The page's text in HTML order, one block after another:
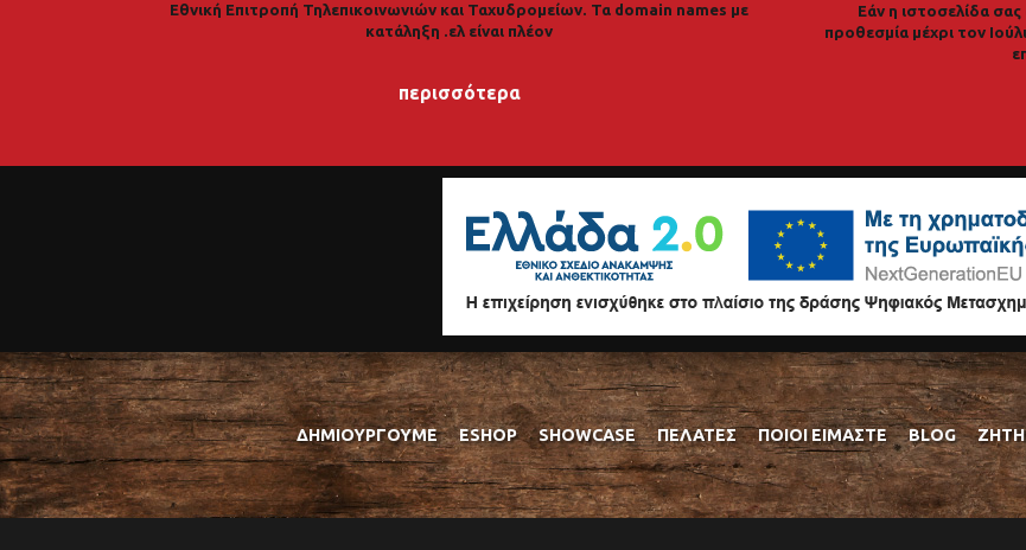
Εθνική Επιτροπή Τηλεπικοινωνιών και Ταχυδρομείων. Τα domain names με
κατάληξη .ελ είναι πλέον
περισσότερα
Εάν η ιστοσελίδα σας
προθεσμία μέχρι τον
ΔΗΜΙΟΥΡΓΟΎΜΕ ESHOP SHOWCASE ΠΕΛΆΤΕΣ ΠΟΙΟΊ ΕΊΜΑΣΤΕ BLOG